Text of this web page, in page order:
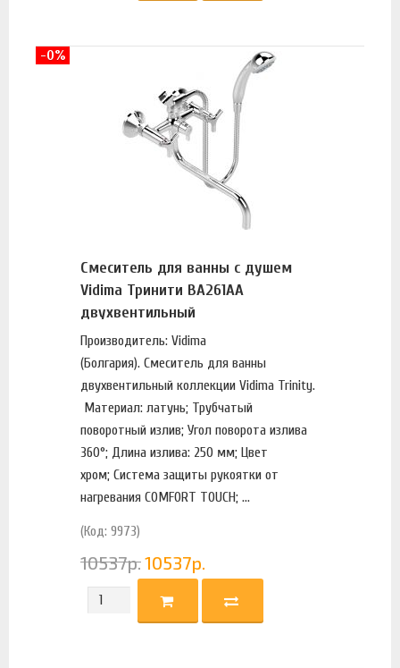
Смеситель для ванны с душем
Vidima Тринити BA261AA
двухвентильный
Производитель: Vidima
(Болгария). Смеситель для ванны
двухвентильный коллекции Vidima Trinity.
Материал: латунь; Трубчатый
поворотный излив; Угол поворота излива
360°; Длина излива: 250 мм; Цвет
хром; Система защиты рукоятки от
нагревания COMFORT TOUCH; ...
(Код: 9973)
10537р.10537р.
-0%